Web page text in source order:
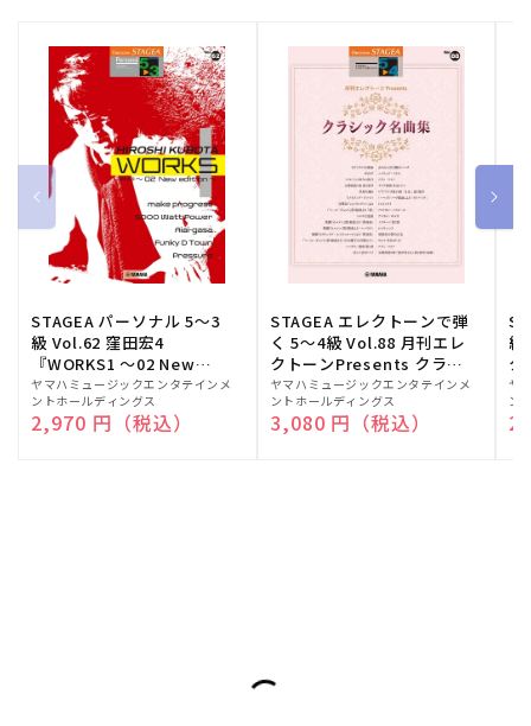
STAGEA パーソナル 5～3
級 Vol.62 窪田宏4
『WORKS1 ～02 New
edition～』
販
売
元:
ヤマハミュージックエンタテインメ
ントホールディングス
通常価格
2,970 円（税込）
STAGEA エレクトーンで弾
く 5～4級 Vol.88 月刊エレ
クトーンPresents クラシ
ック名曲集
販
売
元:
ヤマハミュージックエンタテインメ
ントホールディングス
通常価格
3,080 円（税込）
級
ク
販
売
元:
ヤ
ン